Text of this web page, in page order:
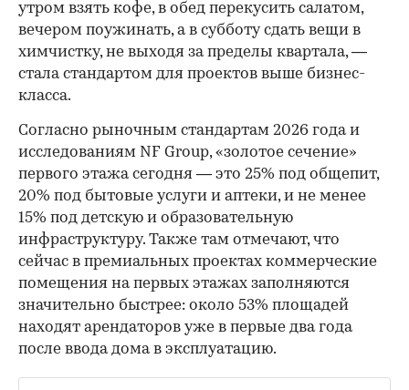
утром взять кофе, в обед перекусить салатом,
вечером поужинать, а в субботу сдать вещи в
химчистку, не выходя за пределы квартала, —
стала стандартом для проектов выше бизнес-
класса.
Согласно рыночным стандартам 2026 года и
исследованиям NF Group, «золотое сечение»
первого этажа сегодня — это 25% под общепит,
20% под бытовые услуги и аптеки, и не менее
15% под детскую и образовательную
инфраструктуру. Также там отмечают, что
сейчас в премиальных проектах коммерческие
помещения на первых этажах заполняются
значительно быстрее: около 53% площадей
находят арендаторов уже в первые два года
после ввода дома в эксплуатацию.